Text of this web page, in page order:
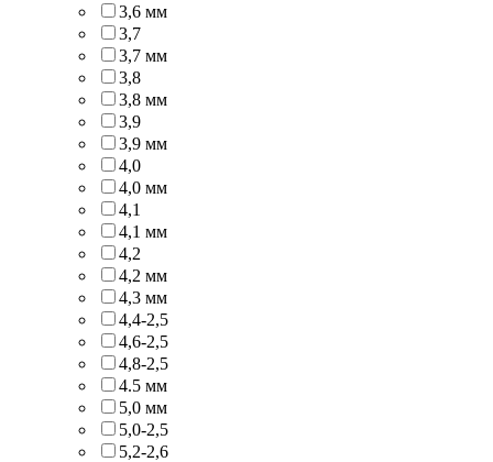
3,6 мм
3,7
3,7 мм
3,8
3,8 мм
3,9
3,9 мм
4,0
4,0 мм
4,1
4,1 мм
4,2
4,2 мм
4,3 мм
4,4-2,5
4,6-2,5
4,8-2,5
4.5 мм
5,0 мм
5,0-2,5
5,2-2,6